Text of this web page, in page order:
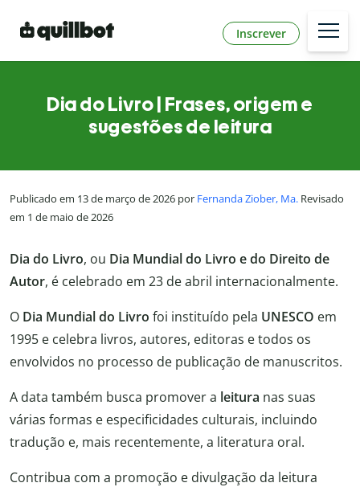
Inscrever
Dia do Livro | Frases, origem e
sugestões de leitura
Publicado em 13 de março de 2026 por Fernanda Ziober, Ma. Revisado
em 1 de maio de 2026
Dia do Livro, ou Dia Mundial do Livro e do Direito de
Autor, é celebrado em 23 de abril internacionalmente.
O Dia Mundial do Livro foi instituído pela UNESCO em
1995 e celebra livros, autores, editoras e todos os
envolvidos no processo de publicação de manuscritos.
A data também busca promover a leitura nas suas
várias formas e especificidades culturais, incluindo
tradução e, mais recentemente, a literatura oral.
Contribua com a promoção e divulgação da leitura